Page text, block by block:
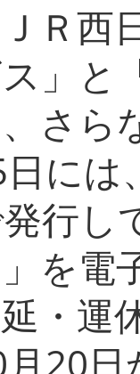
Ｒ西
ス」
さら
に
行し
を電
・運
20